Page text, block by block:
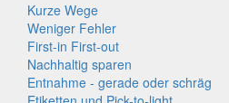
Kurze Wege
Weniger Fehler
First-in First-out
Nachhaltig sparen
Entnahme - gerade oder schräg